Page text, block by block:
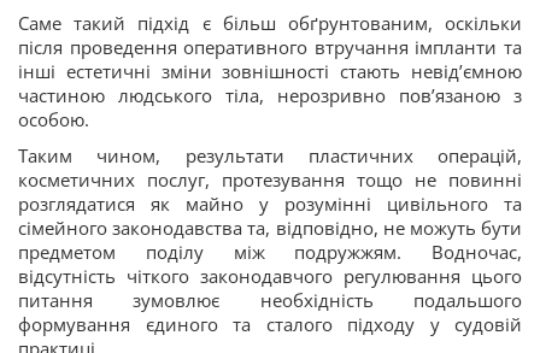
Саме такий підхід є більш обґрунтованим, оскільки
після проведення оперативного втручання імпланти та
інші естетичні зміни зовнішності стають невід’ємною
частиною людського тіла, нерозривно пов’язаною з
особою.
Таким чином, результати пластичних операцій,
косметичних послуг, протезування тощо не повинні
розглядатися як майно у розумінні цивільного та
сімейного законодавства та, відповідно, не можуть бути
предметом поділу між подружжям. Водночас,
відсутність чіткого законодавчого регулювання цього
питання зумовлює необхідність подальшого
формування єдиного та сталого підходу у судовій
практиці.